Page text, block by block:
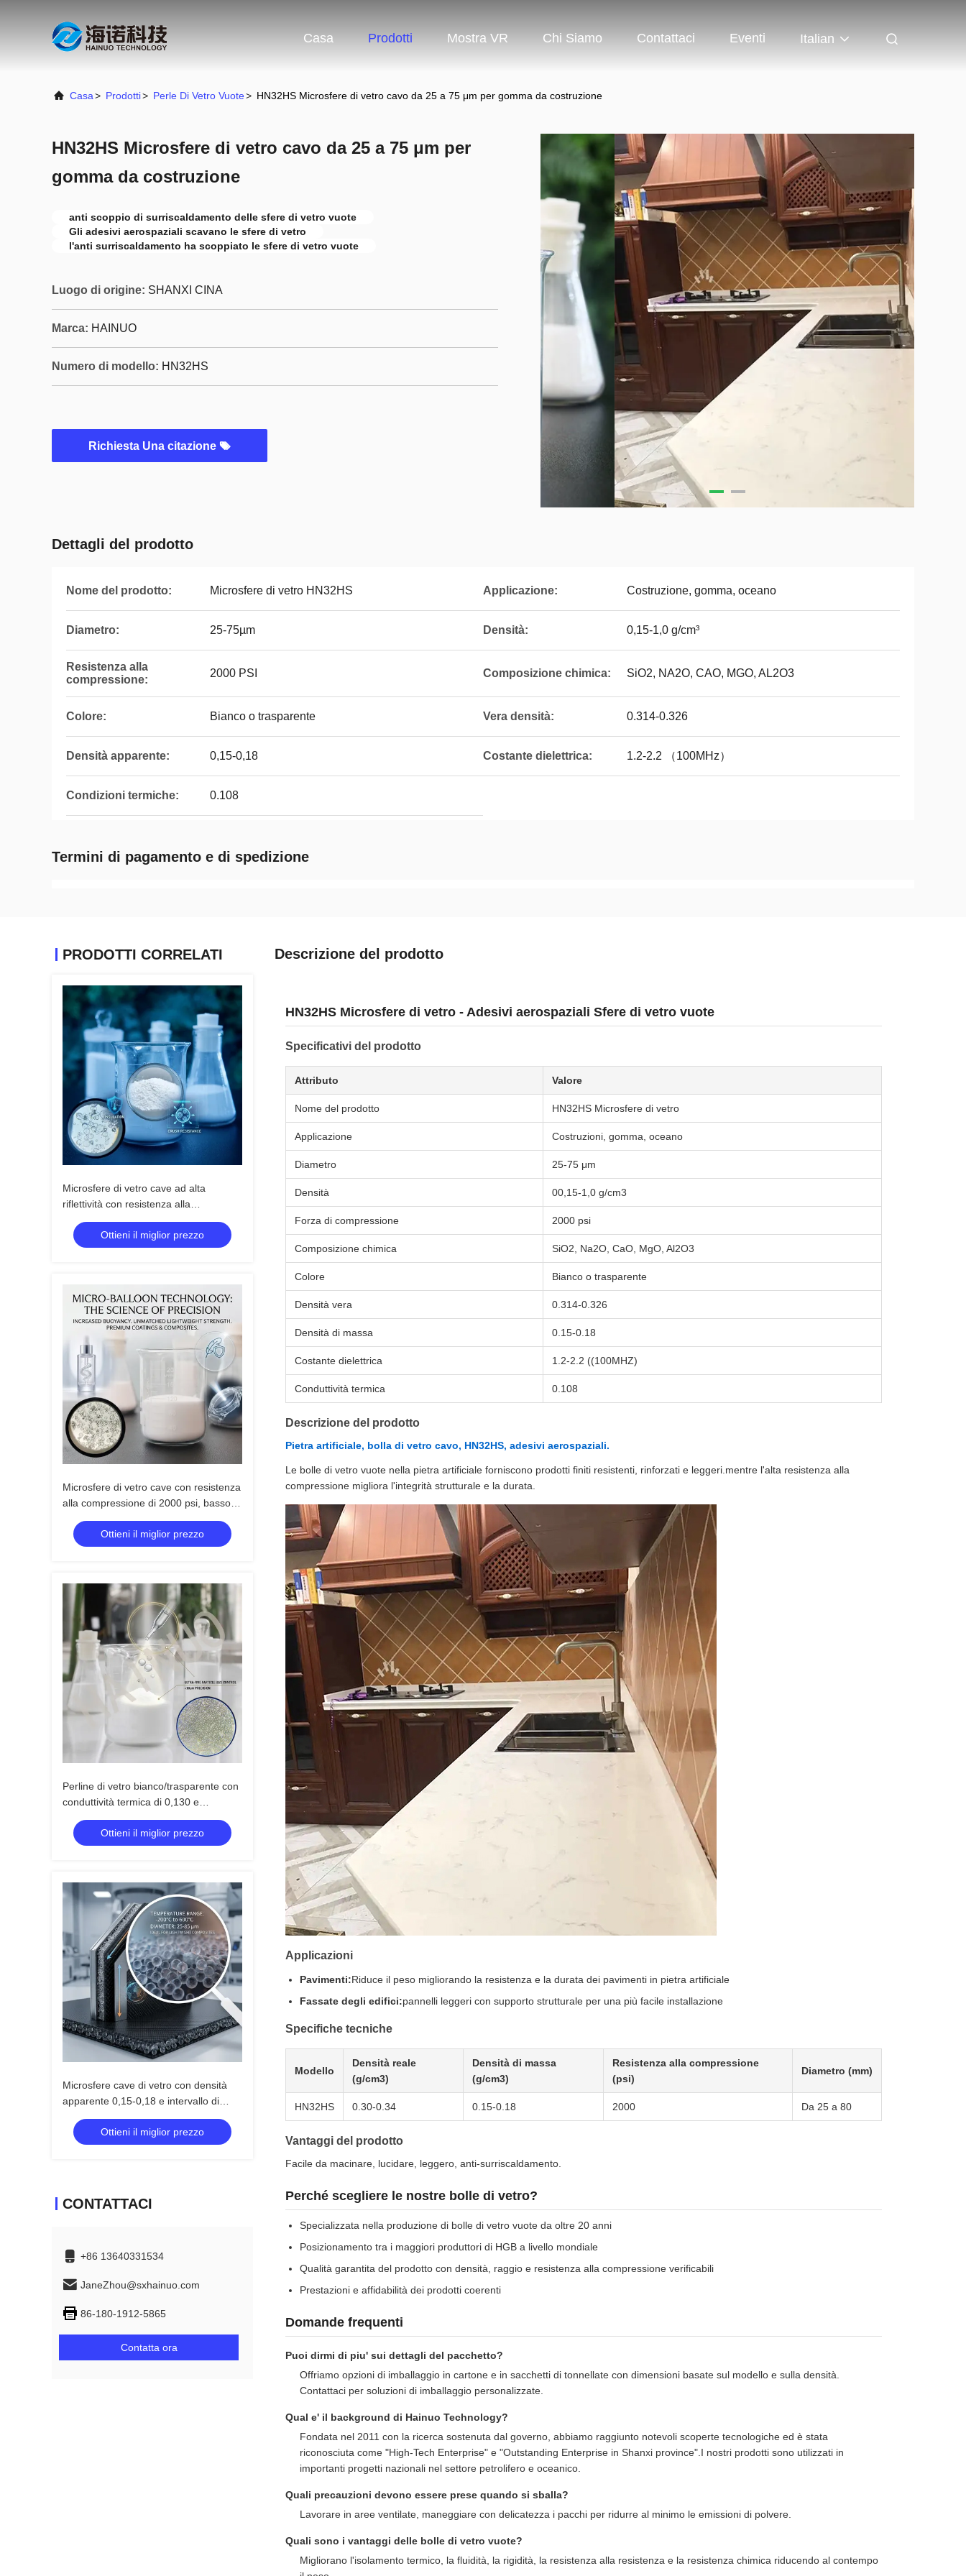
Casa Prodotti Mostra VR Chi Siamo Contattaci Eventi Italian
Casa> Prodotti> Perle Di Vetro Vuote> HN32HS Microsfere di vetro cavo da 25 a 75 μm per gomma da costruzione
HN32HS Microsfere di vetro cavo da 25 a 75 μm per
gomma da costruzione
anti scoppio di surriscaldamento delle sfere di vetro vuote
Gli adesivi aerospaziali scavano le sfere di vetro
l'anti surriscaldamento ha scoppiato le sfere di vetro vuote
Luogo di origine: SHANXI CINA
Marca: HAINUO
Numero di modello: HN32HS
Richiesta Una citazione
Dettagli del prodotto
Nome del prodotto: Microsfere di vetro HN32HS Applicazione: Costruzione, gomma, oceano
Diametro: 25-75µm Densità: 0,15-1,0 g/cm³
Resistenza alla
compressione:
2000 PSI Composizione chimica: SiO2, NA2O, CAO, MGO, AL2O3
Colore: Bianco o trasparente Vera densità: 0.314-0.326
Densità apparente: 0,15-0,18 Costante dielettrica: 1.2-2.2 （100MHz）
Condizioni termiche: 0.108
Termini di pagamento e di spedizione
PRODOTTI CORRELATI
Microsfere di vetro cave ad alta
riflettività con resistenza alla
compressione di 2000 psi e basso
contenuto di umidità per applicazioni
industriali
Ottieni il miglior prezzo
Microsfere di vetro cave con resistenza
alla compressione di 2000 psi, basso
assorbimento di umidità e densità
apparente di 0,15-0,35 g/cm³ per
applicazioni industriali
Ottieni il miglior prezzo
Perline di vetro bianco/trasparente con
conduttività termica di 0,130 e
resistenza alla compressione elevata di
2000 psi per rivestimenti e isolamento
Ottieni il miglior prezzo
Microsfere cave di vetro con densità
apparente 0,15-0,18 e intervallo di
diametro 10-250 micron per
applicazioni ad alta resistenza alla
compressione
Ottieni il miglior prezzo
CONTATTACI
+86 13640331534
JaneZhou@sxhainuo.com
86-180-1912-5865
Contatta ora
Descrizione del prodotto
HN32HS Microsfere di vetro - Adesivi aerospaziali Sfere di vetro vuote
Specificativi del prodotto
Attributo Valore
Nome del prodotto HN32HS Microsfere di vetro
Applicazione Costruzioni, gomma, oceano
Diametro 25-75 μm
Densità 00,15-1,0 g/cm3
Forza di compressione 2000 psi
Composizione chimica SiO2, Na2O, CaO, MgO, Al2O3
Colore Bianco o trasparente
Densità vera 0.314-0.326
Densità di massa 0.15-0.18
Costante dielettrica 1.2-2.2 ((100MHZ)
Conduttività termica 0.108
Descrizione del prodotto
Pietra artificiale, bolla di vetro cavo, HN32HS, adesivi aerospaziali.
Le bolle di vetro vuote nella pietra artificiale forniscono prodotti finiti resistenti, rinforzati e leggeri.mentre l'alta resistenza alla
compressione migliora l'integrità strutturale e la durata.
Applicazioni
Pavimenti:Riduce il peso migliorando la resistenza e la durata dei pavimenti in pietra artificiale
Fassate degli edifici:pannelli leggeri con supporto strutturale per una più facile installazione
Specifiche tecniche
Modello
Densità reale
(g/cm3)
Densità di massa
(g/cm3)
Resistenza alla compressione
(psi)
Diametro (mm)
HN32HS 0.30-0.34 0.15-0.18 2000 Da 25 a 80
Vantaggi del prodotto
Facile da macinare, lucidare, leggero, anti-surriscaldamento.
Perché scegliere le nostre bolle di vetro?
Specializzata nella produzione di bolle di vetro vuote da oltre 20 anni
Posizionamento tra i maggiori produttori di HGB a livello mondiale
Qualità garantita del prodotto con densità, raggio e resistenza alla compressione verificabili
Prestazioni e affidabilità dei prodotti coerenti
Domande frequenti
Puoi dirmi di piu' sui dettagli del pacchetto?
Offriamo opzioni di imballaggio in cartone e in sacchetti di tonnellate con dimensioni basate sul modello e sulla densità.
Contattaci per soluzioni di imballaggio personalizzate.
Qual e' il background di Hainuo Technology?
Fondata nel 2011 con la ricerca sostenuta dal governo, abbiamo raggiunto notevoli scoperte tecnologiche ed è stata
riconosciuta come "High-Tech Enterprise" e "Outstanding Enterprise in Shanxi province".I nostri prodotti sono utilizzati in
importanti progetti nazionali nel settore petrolifero e oceanico.
Quali precauzioni devono essere prese quando si sballa?
Lavorare in aree ventilate, maneggiare con delicatezza i pacchi per ridurre al minimo le emissioni di polvere.
Quali sono i vantaggi delle bolle di vetro vuote?
Migliorano l'isolamento termico, la fluidità, la rigidità, la resistenza alla resistenza e la resistenza chimica riducendo al contempo